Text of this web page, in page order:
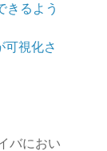
きるよう
可視化さ
バにおい